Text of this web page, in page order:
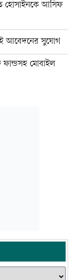
হোসাইনকে আসিফ
আবেদনের সুযোগ
ফান্ডসহ মোবাইল